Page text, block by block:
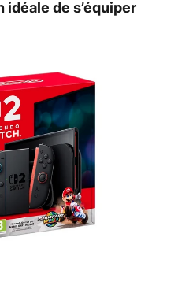
idéale de s’équiper